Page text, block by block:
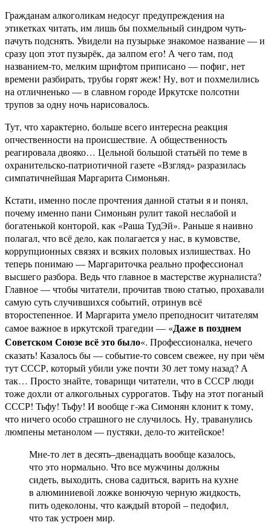
Гражданам алкоголикам недосуг предупреждения на
этикетках читать, им лишь бы похмельный синдром чуть-
пачуть подснять. Увидели на пузырьке знакомое название — и
сразу цоп этот пузырёк, да залпом его! А чего там, под
названием-то, мелким шрифтом приписано — пофиг, нет
времени разбирать, трубы горят жеж! Ну, вот и похмелились
на отличненько — в славном городе Иркутске полсотни
трупов за одну ночь нарисовалось.
Тут, что характерно, больше всего интересна реакция
опчественности на происшествие. А общественность
реагировала двояко… Цельной большой статьёй по теме в
охранительско-патриотичной газете «Взгляд» разразилась
симпатичнейшая Маргарита Симоньян.
Кстати, именно после прочтения данной статьи я и понял,
почему именно пани Симоньян рулит такой неслабой и
богатенькой конторой, как «Раша ТудЭй». Раньше я наивно
полагал, что всё дело, как полагается у нас, в кумовстве,
коррупционных связях и всяких половых излишествах. Но
теперь понимаю — Маргариточка реально профессионал
высшего разбора. Ведь что главное в мастерстве журналиста?
Главное — чтобы читатели, прочитав твою статью, прохавали
самую суть случившихся событий, отринув всё
второстепенное. И Маргарита умело преподносит читателям
самое важное в иркутской трагедии — «Даже в позднем
Советском Союзе всё это было«. Профессионалка, нечего
сказать! Казалось бы — событие-то совсем свежее, ну при чём
тут СССР, который убили уже почти 30 лет тому назад? А
так… Просто знайте, товарищи читатели, что в СССР люди
тоже дохли от алкогольных суррогатов. Тьфу на этот поганый
СССР! Тьфу! Тьфу! И вообще г-жа Симонян клонит к тому,
что ничего особо страшного не случилось. Ну, траванулись
люмпены метанолом — пустяки, дело-то житейское!
Мне-то лет в десять–двенадцать вообще казалось,
что это нормально. Что все мужчины должны
сидеть, выходить, снова садиться, варить на кухне
в алюминиевой ложке вонючую черную жидкость,
пить одеколоны, что каждый второй – педофил,
что так устроен мир.